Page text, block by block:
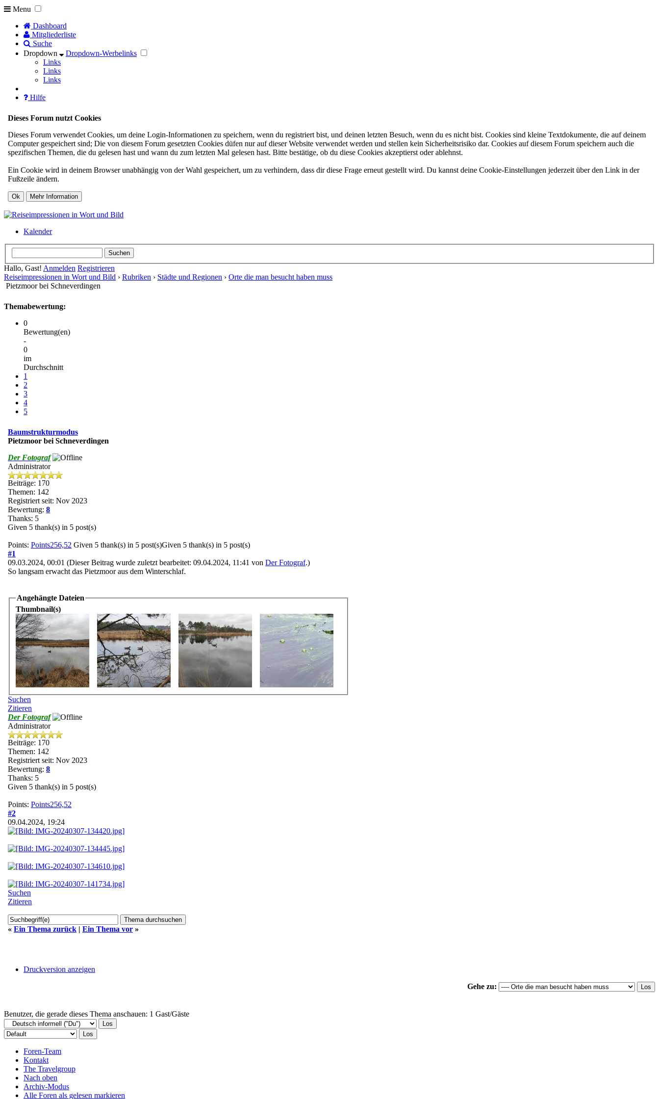
Menu
Dashboard
Mitgliederliste
Suche
Dropdown
Dropdown-Werbelinks
Links
Links
Links
Hilfe
Dieses Forum nutzt Cookies
Dieses Forum verwendet Cookies, um deine Login-Informationen zu speichern, wenn du registriert bist, und deinen letzten Besuch, wenn du es nicht bist. Cookies sind kleine Textdokumente, die auf deinem
Computer gespeichert sind; Die von diesem Forum gesetzten Cookies düfen nur auf dieser Website verwendet werden und stellen kein Sicherheitsrisiko dar. Cookies auf diesem Forum speichern auch die
spezifischen Themen, die du gelesen hast und wann du zum letzten Mal gelesen hast. Bitte bestätige, ob du diese Cookies akzeptierst oder ablehnst.
Ein Cookie wird in deinem Browser unabhängig von der Wahl gespeichert, um zu verhindern, dass dir diese Frage erneut gestellt wird. Du kannst deine Cookie-Einstellungen jederzeit über den Link in der
Fußzeile ändern.
Kalender
Hallo, Gast! Anmelden Registrieren
Reiseimpressionen in Wort und Bild › Rubriken › Städte und Regionen › Orte die man besucht haben muss
Pietzmoor bei Schneverdingen
Themabewertung:
0
Bewertung(en)
-
0
im
Durchschnitt
1
2
3
4
5
Baumstrukturmodus
Pietzmoor bei Schneverdingen
Der Fotograf
Administrator
Beiträge: 170
Themen: 142
Registriert seit: Nov 2023
Bewertung: 8
Thanks: 5
Given 5 thank(s) in 5 post(s)
Points: Points256,52 Given 5 thank(s) in 5 post(s)Given 5 thank(s) in 5 post(s)
#1
09.03.2024, 00:01 (Dieser Beitrag wurde zuletzt bearbeitet: 09.04.2024, 11:41 von Der Fotograf.)
So langsam erwacht das Pietzmoor aus dem Winterschlaf.
Angehängte Dateien
Thumbnail(s)
Suchen
Zitieren
Der Fotograf
Administrator
Beiträge: 170
Themen: 142
Registriert seit: Nov 2023
Bewertung: 8
Thanks: 5
Given 5 thank(s) in 5 post(s)
Points: Points256,52
#2
09.04.2024, 19:24
Suchen
Zitieren
« Ein Thema zurück | Ein Thema vor »
Druckversion anzeigen
Gehe zu:
Benutzer, die gerade dieses Thema anschauen: 1 Gast/Gäste
Foren-Team
Kontakt
The Travelgroup
Nach oben
Archiv-Modus
Alle Foren als gelesen markieren